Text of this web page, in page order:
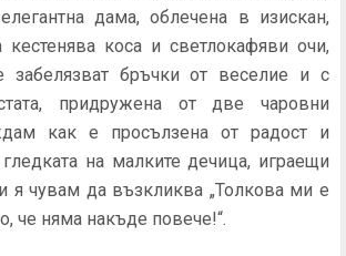
дама, облечена в изискан,
коса и светлокафяви очи,
забелязват бръчки от веселие и с
придружена от две чаровни
как е просълзена от радост и
на малките дечица, играещи
я чувам да възкликва „Толкова ми е
че няма накъде повече!“.